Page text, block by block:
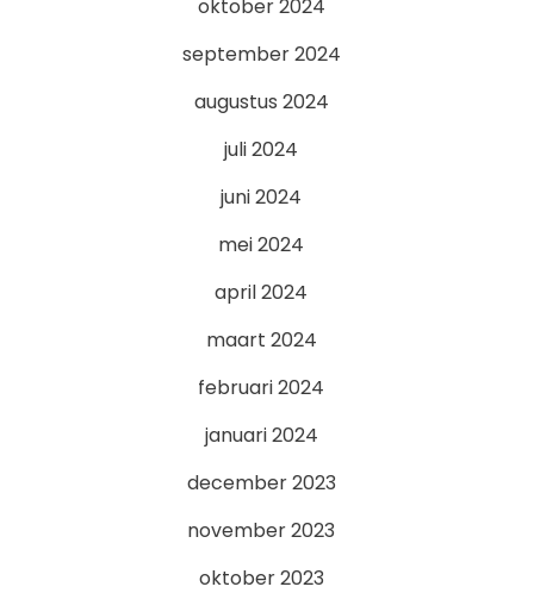
oktober 2024
september 2024
augustus 2024
juli 2024
juni 2024
mei 2024
april 2024
maart 2024
februari 2024
januari 2024
december 2023
november 2023
oktober 2023